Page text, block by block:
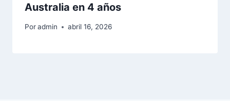
Australia en 4 años
Poradmin abril 16, 2026